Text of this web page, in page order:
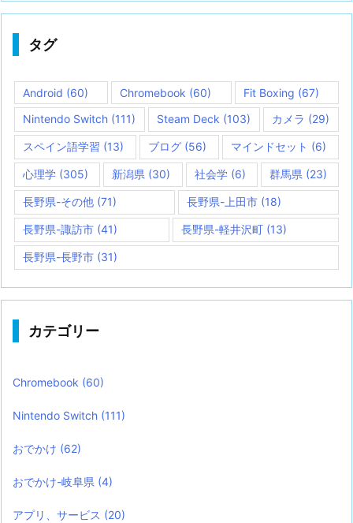
タグ
Android (60) Chromebook (60) Fit Boxing (67)
Nintendo Switch (111) Steam Deck (103) カメラ (29)
スペイン語学習 (13) ブログ (56) マインドセット (6)
心理学 (305) 新潟県 (30) 社会学(6) 群馬県 (23)
長野県-その他 (71) 長野県-上田市(18)
長野県-諏訪市 (41) 長野県-軽井沢町 (13)
長野県-長野市 (31)
カテゴリー
Chromebook (60)
Nintendo Switch (111)
おでかけ (62)
おでかけ-岐阜県 (4)
アプリ、サービス (20)